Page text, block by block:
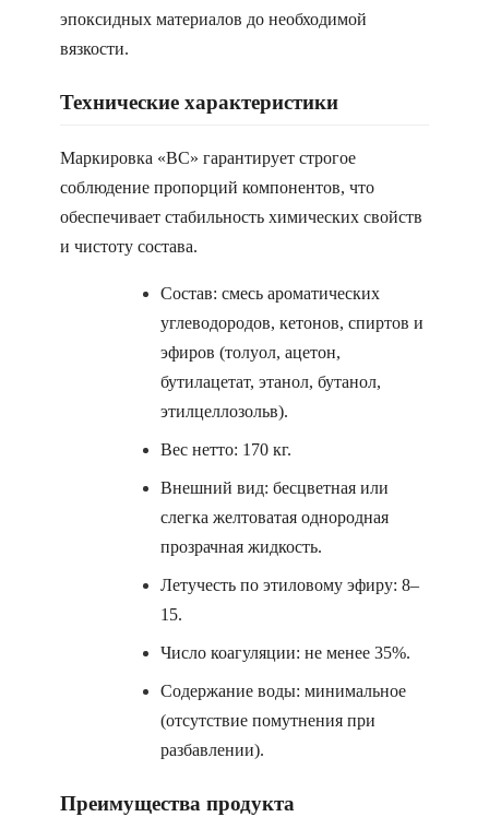
эпоксидных материалов до необходимой
вязкости.
Технические характеристики
Маркировка «ВС» гарантирует строгое
соблюдение пропорций компонентов, что
обеспечивает стабильность химических свойств
и чистоту состава.
Состав: смесь ароматических
углеводородов, кетонов, спиртов и
эфиров (толуол, ацетон,
бутилацетат, этанол, бутанол,
этилцеллозольв).
Вес нетто: 170 кг.
Внешний вид: бесцветная или
слегка желтоватая однородная
прозрачная жидкость.
Летучесть по этиловому эфиру: 8–
15.
Число коагуляции: не менее 35%.
Содержание воды: минимальное
(отсутствие помутнения при
разбавлении).
Преимущества продукта